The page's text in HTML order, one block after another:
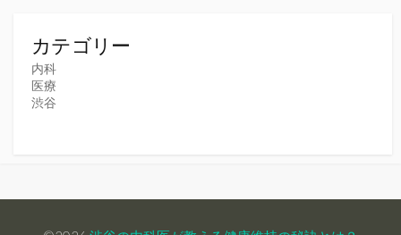
カテゴリー
内科
医療
渋谷